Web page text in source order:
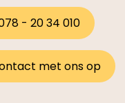
- 20 34 010
met ons op